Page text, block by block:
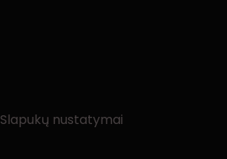
Slapukų nustatymai